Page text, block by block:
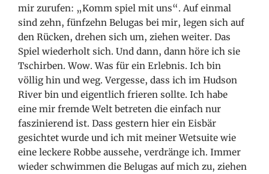
mir zurufen: „Komm spiel mit uns“. Auf einmal
sind zehn, fünfzehn Belugas bei mir, legen sich auf
den Rücken, drehen sich um, ziehen weiter. Das
Spiel wiederholt sich. Und dann, dann höre ich sie
Tschirben. Wow. Was für ein Erlebnis. Ich bin
völlig hin und weg. Vergesse, dass ich im Hudson
River bin und eigentlich frieren sollte. Ich habe
eine mir fremde Welt betreten die einfach nur
faszinierend ist. Dass gestern hier ein Eisbär
gesichtet wurde und ich mit meiner Wetsuite wie
eine leckere Robbe aussehe, verdränge ich. Immer
wieder schwimmen die Belugas auf mich zu, ziehen